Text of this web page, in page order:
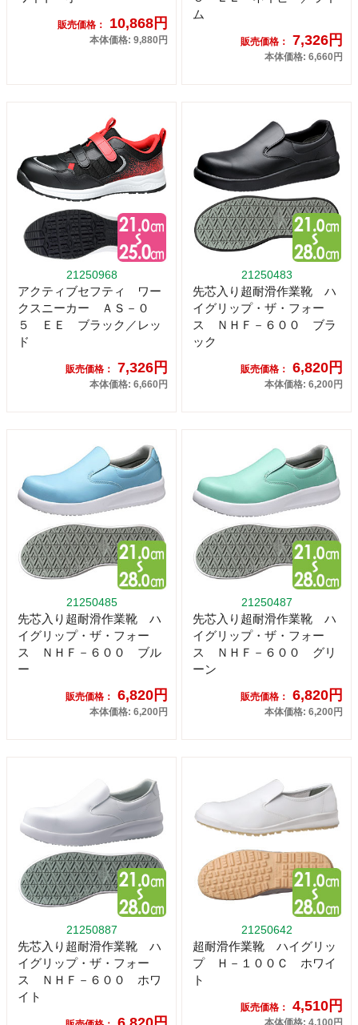
販売価格： 10,868円
本体価格: 9,880円
ム
販売価格： 7,326円
本体価格: 6,660円
21250968
アクティブセフティ ワー
クスニーカー ＡＳ－０
５ ＥＥ ブラック／レッ
ド
販売価格： 7,326円
本体価格: 6,660円
21250483
先芯入り超耐滑作業靴 ハ
イグリップ・ザ・フォー
ス ＮＨＦ－６００ ブラ
ック
販売価格： 6,820円
本体価格: 6,200円
21250485
先芯入り超耐滑作業靴 ハ
イグリップ・ザ・フォー
ス ＮＨＦ－６００ ブル
ー
販売価格： 6,820円
本体価格: 6,200円
21250487
先芯入り超耐滑作業靴 ハ
イグリップ・ザ・フォー
ス ＮＨＦ－６００ グリ
ーン
販売価格： 6,820円
本体価格: 6,200円
21250887
先芯入り超耐滑作業靴 ハ
イグリップ・ザ・フォー
ス ＮＨＦ－６００ ホワ
イト
21250642
超耐滑作業靴 ハイグリッ
プ Ｈ－１００Ｃ ホワイ
ト
販売価格： 4,510円
本体価格: 4,100円